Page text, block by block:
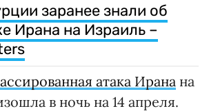
заранее знали об
Ирана на Израиль –
атака Ирана на
в ночь на 14 апреля.